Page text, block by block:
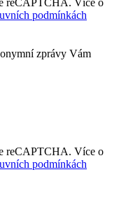
reCAPTCHA. Více o
podmínkách
zprávy Vám
reCAPTCHA. Více o
podmínkách